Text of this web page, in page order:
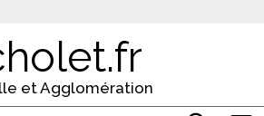
et Agglomération